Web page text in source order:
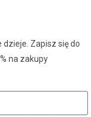
Zapisz się do
na zakupy